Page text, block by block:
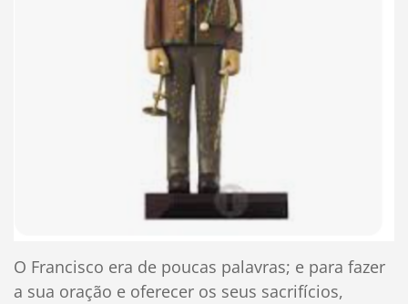
O Francisco era de poucas palavras; e para fazer
a sua oração e oferecer os seus sacrifícios,